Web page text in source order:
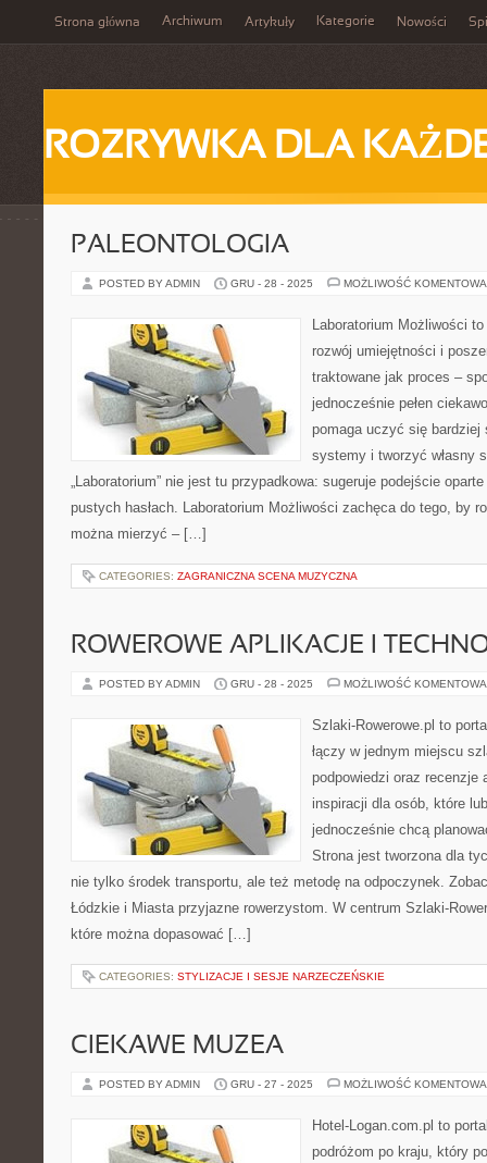
Strona główna Archiwum Artykuły Kategorie Nowości
ROZRYWKA DLA
PALEONTOLOGIA
POSTED BY ADMIN GRU - 28 - 2025 MOŻLIWOŚĆ
Laboratorium Możliwości
rozwój umiejętności i
traktowane jak proces –
jednocześnie pełen
pomaga uczyć się bardziej
systemy i tworzyć własny
„Laboratorium” nie jest tu przypadkowa: sugeruje podejście
pustych hasłach. Laboratorium Możliwości zachęca do tego, by
można mierzyć – […]
CATEGORIES: ZAGRANICZNA SCENA MUZYCZNA
ROWEROWE APLIKACJE I
POSTED BY ADMIN GRU - 28 - 2025 MOŻLIWOŚĆ
Szlaki-Rowerowe.pl to
łączy w jednym miejscu
podpowiedzi oraz recenzje
inspiracji dla osób, które
jednocześnie chcą
Strona jest tworzona dla
nie tylko środek transportu, ale też metodę na odpoczynek.
Łódzkie i Miasta przyjazne rowerzystom. W centrum Szlaki-
które można dopasować […]
CATEGORIES: STYLIZACJE I SESJE NARZECZEŃSKIE
CIEKAWE MUZEA
POSTED BY ADMIN GRU - 27 - 2025 MOŻLIWOŚĆ
Hotel-Logan.com.pl to
podróżom po kraju, który